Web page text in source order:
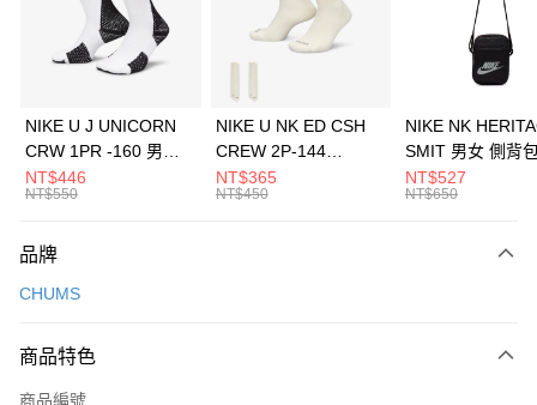
合作金庫商業銀行
第一商業銀行
華南商業銀行
彰化商業銀行
上海商業儲蓄銀行
元大商業銀行
台灣樂天信用卡公司
Apple Pay
全盈+PAY
AFTEE先享後付
【關於「AFTEE先享後付」】
便利好安心！
３．安心：先確認商品／服務後，再付款。
運送方式
每筆NT$100，滿NT$1,500(含以上)免運費
NIKE U J UNICORN
CRW 1PR -160 男女
中統襪 FZ3393100
NT$446
NT$550
NIKE U NK ED CSH
CREW 2P-144
EMBRDY 男女 短統襪
FZ3073133
NT$365
NT$450
NIKE NK
SMIT 男女 側背
BA5871010
NT$527
NT$650
品牌
CHUMS
商品特色
商品編號